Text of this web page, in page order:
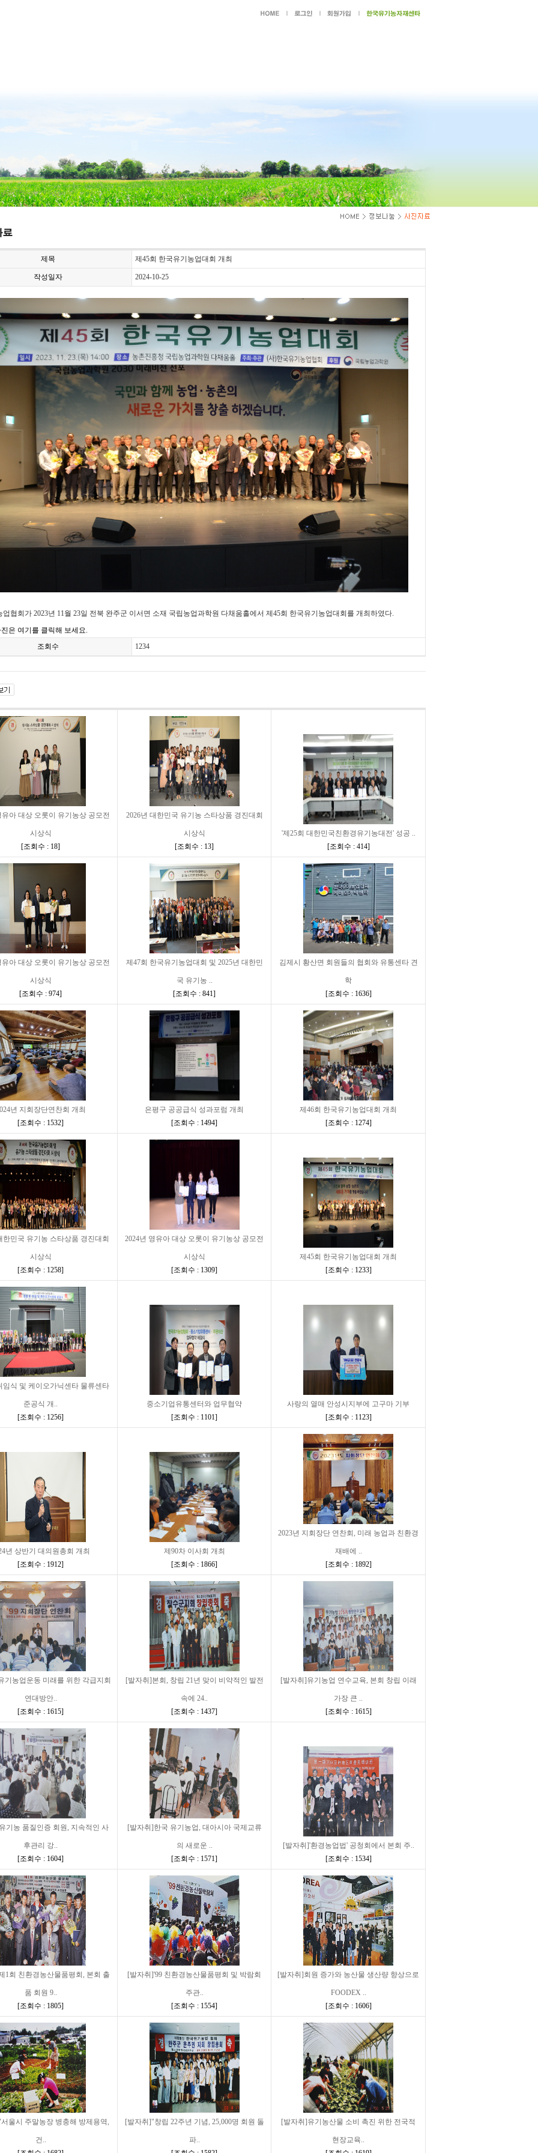
제목 제45회 한국유기농업대회 개최
작성일자 2024-10-25
업협회가 2023년 11월 23일 전북 완주군 이서면 소재 국립농업과학원 다채움홀에서 제45회 한국유기농업대회를 개최하였다.
은 여기를 클릭해 보세요.
조회수
1234
유아 대상 오롯이 유기농상 공모전
시상식
[조회수 : 18]
2026년 대한민국 유기농 스타상품 경진대회
시상식
[조회수 : 13]
'제25회 대한민국친환경유기농대전' 성공 ..
[조회수 : 414]
유아 대상 오롯이 유기농상 공모전
시상식
[조회수 : 974]
제47회 한국유기농업대회 및 2025년 대한민
국 유기농 ..
[조회수 : 841]
김제시 황산면 회원들의 협회와 유통센타 견
학
[조회수 : 1636]
년 지회장단연찬회 개최
[조회수 : 1532]
은평구 공공급식 성과포럼 개최
[조회수 : 1494]
제46회 한국유기농업대회 개최
[조회수 : 1274]
한민국 유기농 스타상품 경진대회
시상식
[조회수 : 1258]
2024년 영유아 대상 오롯이 유기농상 공모전
시상식
[조회수 : 1309]
제45회 한국유기농업대회 개최
[조회수 : 1233]
임식 및 케이오가닉센타 물류센타
준공식 개..
[조회수 : 1256]
중소기업유통센터와 업무협약
[조회수 : 1101]
사랑의 열매 안성시지부에 고구마 기부
[조회수 : 1123]
년 상반기 대의원총회 개최
[조회수 : 1912]
제90차 이사회 개최
[조회수 : 1866]
2023년 지회장단 연찬회, 미래 농업과 친환경
재배에 ..
[조회수 : 1892]
기농업운동 미래를 위한 각급지회
연대방안..
[조회수 : 1615]
[발자취]본회, 창립 21년 맞이 비약적인 발전
속에 24..
[조회수 : 1437]
[발자취]유기농업 연수교육, 본회 창립 이래
가장 큰 ..
[조회수 : 1615]
기농 품질인증 회원, 지속적인 사
후관리 강..
[조회수 : 1604]
[발자취]한국 유기농업, 대아시아 국제교류
의 새로운 ..
[조회수 : 1571]
[발자취]'환경농업법' 공청회에서 본회 주..
[조회수 : 1534]
1회 친환경농산물품평회, 본회 출
품 회원 9..
[조회수 : 1805]
[발자취]'99 친환경농산물품평회 및 박람회
주관..
[조회수 : 1554]
[발자취]회원 증가와 농산물 생산량 향상으로
FOODEX ..
[조회수 : 1606]
울시 주말농장 병충해 방제용역,
건..
[발자취]"창립 22주년 기념, 25,000명 회원 돌
파..
[발자취]유기농산물 소비 촉진 위한 전국적
현장교육..